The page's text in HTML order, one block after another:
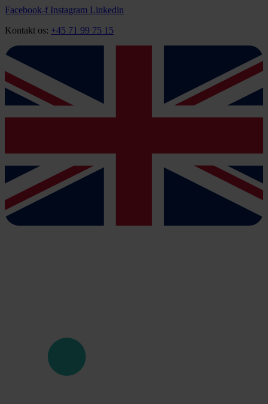
Videre
indhold
Facebook-f Instagram Linkedin
Kontakt os: +45 71 99 75 15